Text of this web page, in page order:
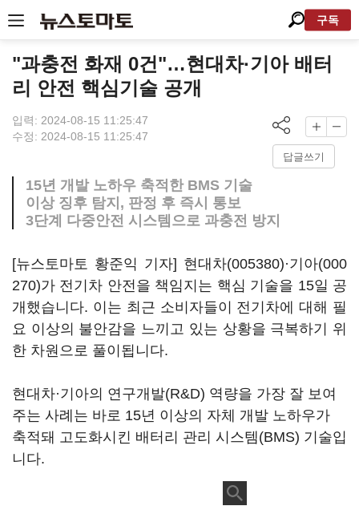
구독
"과충전 화재 0건"…현대차·기아 배터
리 안전 핵심기술 공개
입력: 2024-08-15 11:25:47
수정: 2024-08-15 11:25:47
답글쓰기
15년 개발 노하우 축적한 BMS 기술
이상 징후 탐지, 판정 후 즉시 통보
3단계 다중안전 시스템으로 과충전 방지
[뉴스토마토 황준익 기자] 현대차(005380)·기아(000
270)가 전기차 안전을 책임지는 핵심 기술을 15일 공
개했습니다. 이는 최근 소비자들이 전기차에 대해 필
요 이상의 불안감을 느끼고 있는 상황을 극복하기 위
한 차원으로 풀이됩니다.
현대차·기아의 연구개발(R&D) 역량을 가장 잘 보여
주는 사례는 바로 15년 이상의 자체 개발 노하우가
축적돼 고도화시킨 배터리 관리 시스템(BMS) 기술입
니다.